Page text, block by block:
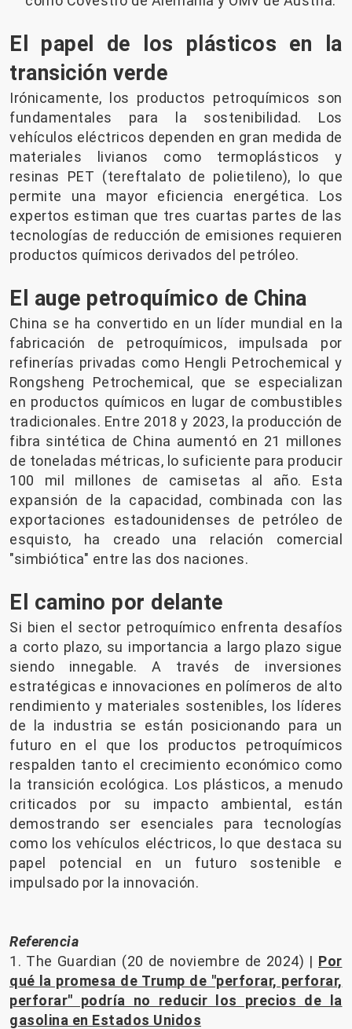
El papel de los plásticos en la
transición verde
Irónicamente, los productos petroquímicos son
fundamentales para la sostenibilidad. Los
vehículos eléctricos dependen en gran medida de
materiales livianos como termoplásticos y
resinas PET (tereftalato de polietileno), lo que
permite una mayor eficiencia energética. Los
expertos estiman que tres cuartas partes de las
tecnologías de reducción de emisiones requieren
productos químicos derivados del petróleo.
El auge petroquímico de China
China se ha convertido en un líder mundial en la
fabricación de petroquímicos, impulsada por
refinerías privadas como Hengli Petrochemical y
Rongsheng Petrochemical, que se especializan
en productos químicos en lugar de combustibles
tradicionales. Entre 2018 y 2023, la producción de
fibra sintética de China aumentó en 21 millones
de toneladas métricas, lo suficiente para producir
100 mil millones de camisetas al año. Esta
expansión de la capacidad, combinada con las
exportaciones estadounidenses de petróleo de
esquisto, ha creado una relación comercial
"simbiótica" entre las dos naciones.
El camino por delante
Si bien el sector petroquímico enfrenta desafíos
a corto plazo, su importancia a largo plazo sigue
siendo innegable. A través de inversiones
estratégicas e innovaciones en polímeros de alto
rendimiento y materiales sostenibles, los líderes
de la industria se están posicionando para un
futuro en el que los productos petroquímicos
respalden tanto el crecimiento económico como
la transición ecológica. Los plásticos, a menudo
criticados por su impacto ambiental, están
demostrando ser esenciales para tecnologías
como los vehículos eléctricos, lo que destaca su
papel potencial en un futuro sostenible e
impulsado por la innovación.
Referencia
1. The Guardian (20 de noviembre de 2024) | Por
qué la promesa de Trump de "perforar, perforar,
perforar" podría no reducir los precios de la
gasolina en Estados Unidos